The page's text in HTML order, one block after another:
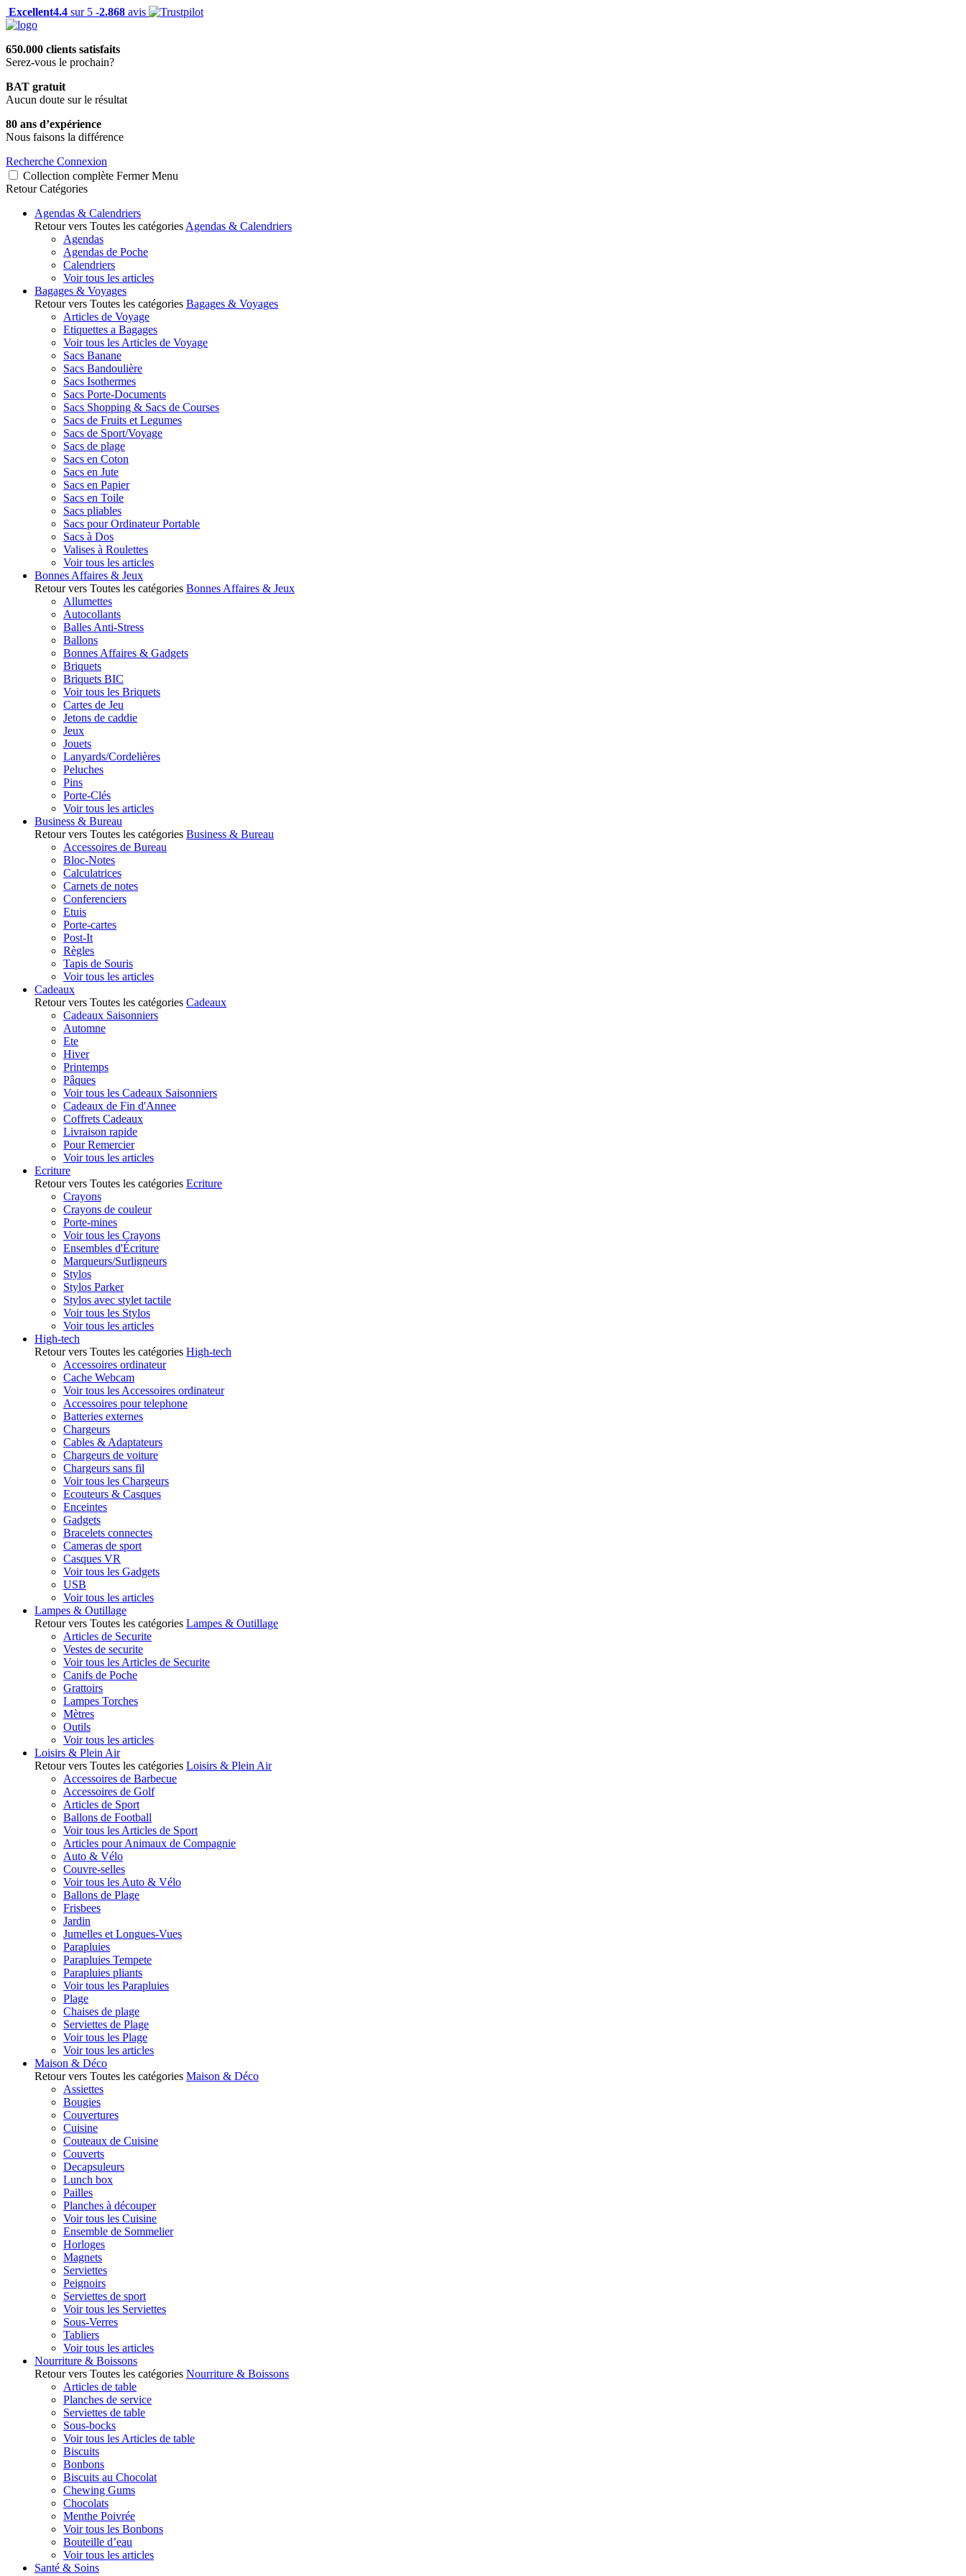
Excellent4.4 sur 5 -2.868 avis
650.000 clients satisfaits
Serez-vous le prochain?
BAT gratuit
Aucun doute sur le résultat
80 ans d’expérience
Nous faisons la différence
Recherche Connexion
Collection complète Fermer Menu
Retour Catégories
Agendas & Calendriers
Retour vers Toutes les catégories Agendas & Calendriers
Agendas
Agendas de Poche
Calendriers
Voir tous les articles
Bagages & Voyages
Retour vers Toutes les catégories Bagages & Voyages
Articles de Voyage
Etiquettes a Bagages
Voir tous les Articles de Voyage
Sacs Banane
Sacs Bandoulière
Sacs Isothermes
Sacs Porte-Documents
Sacs Shopping & Sacs de Courses
Sacs de Fruits et Legumes
Sacs de Sport/Voyage
Sacs de plage
Sacs en Coton
Sacs en Jute
Sacs en Papier
Sacs en Toile
Sacs pliables
Sacs pour Ordinateur Portable
Sacs à Dos
Valises à Roulettes
Voir tous les articles
Bonnes Affaires & Jeux
Retour vers Toutes les catégories Bonnes Affaires & Jeux
Allumettes
Autocollants
Balles Anti-Stress
Ballons
Bonnes Affaires & Gadgets
Briquets
Briquets BIC
Voir tous les Briquets
Cartes de Jeu
Jetons de caddie
Jeux
Jouets
Lanyards/Cordelières
Peluches
Pins
Porte-Clés
Voir tous les articles
Business & Bureau
Retour vers Toutes les catégories Business & Bureau
Accessoires de Bureau
Bloc-Notes
Calculatrices
Carnets de notes
Conferenciers
Etuis
Porte-cartes
Post-It
Règles
Tapis de Souris
Voir tous les articles
Cadeaux
Retour vers Toutes les catégories Cadeaux
Cadeaux Saisonniers
Automne
Ete
Hiver
Printemps
Pâques
Voir tous les Cadeaux Saisonniers
Cadeaux de Fin d'Annee
Coffrets Cadeaux
Livraison rapide
Pour Remercier
Voir tous les articles
Ecriture
Retour vers Toutes les catégories Ecriture
Crayons
Crayons de couleur
Porte-mines
Voir tous les Crayons
Ensembles d'Écriture
Marqueurs/Surligneurs
Stylos
Stylos Parker
Stylos avec stylet tactile
Voir tous les Stylos
Voir tous les articles
High-tech
Retour vers Toutes les catégories High-tech
Accessoires ordinateur
Cache Webcam
Voir tous les Accessoires ordinateur
Accessoires pour telephone
Batteries externes
Chargeurs
Cables & Adaptateurs
Chargeurs de voiture
Chargeurs sans fil
Voir tous les Chargeurs
Ecouteurs & Casques
Enceintes
Gadgets
Bracelets connectes
Cameras de sport
Casques VR
Voir tous les Gadgets
USB
Voir tous les articles
Lampes & Outillage
Retour vers Toutes les catégories Lampes & Outillage
Articles de Securite
Vestes de securite
Voir tous les Articles de Securite
Canifs de Poche
Grattoirs
Lampes Torches
Mètres
Outils
Voir tous les articles
Loisirs & Plein Air
Retour vers Toutes les catégories Loisirs & Plein Air
Accessoires de Barbecue
Accessoires de Golf
Articles de Sport
Ballons de Football
Voir tous les Articles de Sport
Articles pour Animaux de Compagnie
Auto & Vélo
Couvre-selles
Voir tous les Auto & Vélo
Ballons de Plage
Frisbees
Jardin
Jumelles et Longues-Vues
Parapluies
Parapluies Tempete
Parapluies pliants
Voir tous les Parapluies
Plage
Chaises de plage
Serviettes de Plage
Voir tous les Plage
Voir tous les articles
Maison & Déco
Retour vers Toutes les catégories Maison & Déco
Assiettes
Bougies
Couvertures
Cuisine
Couteaux de Cuisine
Couverts
Decapsuleurs
Lunch box
Pailles
Planches à découper
Voir tous les Cuisine
Ensemble de Sommelier
Horloges
Magnets
Serviettes
Peignoirs
Serviettes de sport
Voir tous les Serviettes
Sous-Verres
Tabliers
Voir tous les articles
Nourriture & Boissons
Retour vers Toutes les catégories Nourriture & Boissons
Articles de table
Planches de service
Serviettes de table
Sous-bocks
Voir tous les Articles de table
Biscuits
Bonbons
Biscuits au Chocolat
Chewing Gums
Chocolats
Menthe Poivrée
Voir tous les Bonbons
Bouteille d’eau
Voir tous les articles
Santé & Soins